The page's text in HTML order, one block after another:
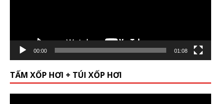
00:00 01:08
TẤM XỐP HƠI + TÚI XỐP HƠI